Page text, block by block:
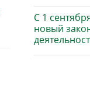
С 1
новый